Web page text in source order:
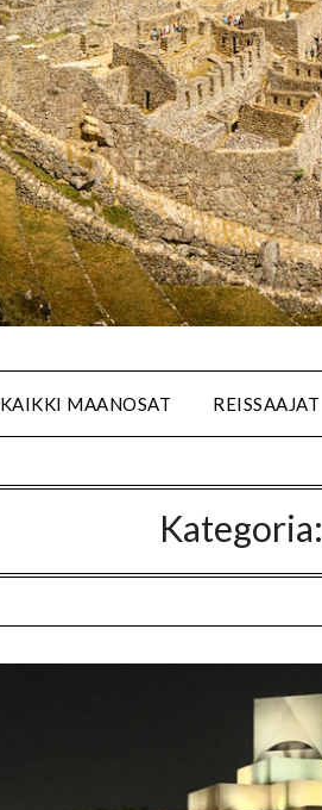
KAIKKI MAANOSAT REISSAAJAT
Kategoria: